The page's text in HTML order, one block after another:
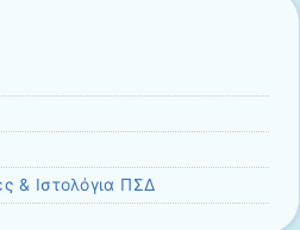
& Ιστολόγια ΠΣΔ